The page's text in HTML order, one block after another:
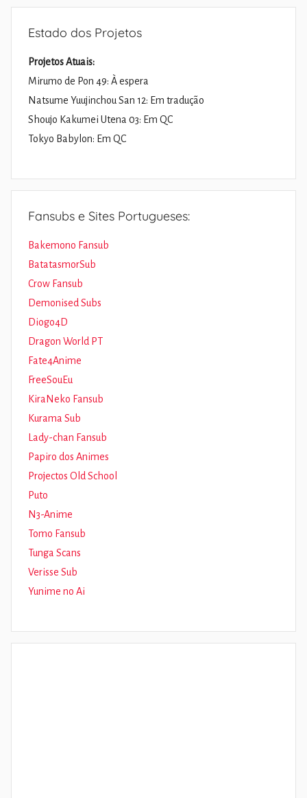
Estado dos Projetos
Projetos Atuais:
Mirumo de Pon 49: À espera
Natsume Yuujinchou San 12: Em tradução
Shoujo Kakumei Utena 03: Em QC
Tokyo Babylon: Em QC
Fansubs e Sites Portugueses:
Bakemono Fansub
BatatasmorSub
Crow Fansub
Demonised Subs
Diogo4D
Dragon World PT
Fate4Anime
FreeSouEu
KiraNeko Fansub
Kurama Sub
Lady-chan Fansub
Papiro dos Animes
Projectos Old School
Puto
N3-Anime
Tomo Fansub
Tunga Scans
Verisse Sub
Yunime no Ai